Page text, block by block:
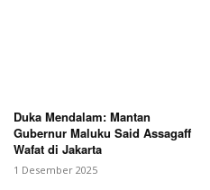
Duka Mendalam: Mantan
Gubernur Maluku Said Assagaff
Wafat di Jakarta
1 Desember 2025